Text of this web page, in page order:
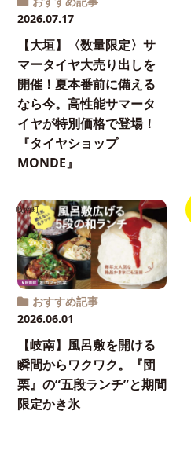
2026.07.17
【大垣】〈数量限定〉サ
マータイヤ大売り出しを
開催！夏本番前に備える
なら今。高性能サマータ
イヤが特別価格で登場！
『タイヤショップ
MONDE』
岐南町
おすすめ記事
2026.06.01
【岐南】風呂敷を開ける
瞬間からワクワク。『団
栗』の“五段ランチ”と期間
限定かき氷